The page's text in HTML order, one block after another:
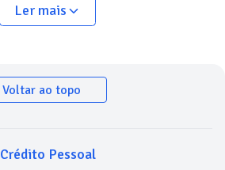
Ler mais
Voltar ao topo
Crédito Pessoal